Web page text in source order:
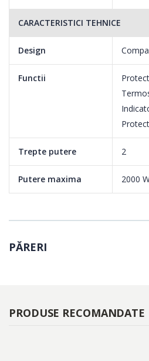
Protectie impotriva rasturnarii
In cazul in care aparatul este
un plan perfect drept, comutatorul
aparatul se va opri automat In cazul
CARACTERISTICI TEHNICE
Design
Functii
Trepte putere 2
Putere maxima 2000
PĂRERI
PRODUSE RECOMANDATE